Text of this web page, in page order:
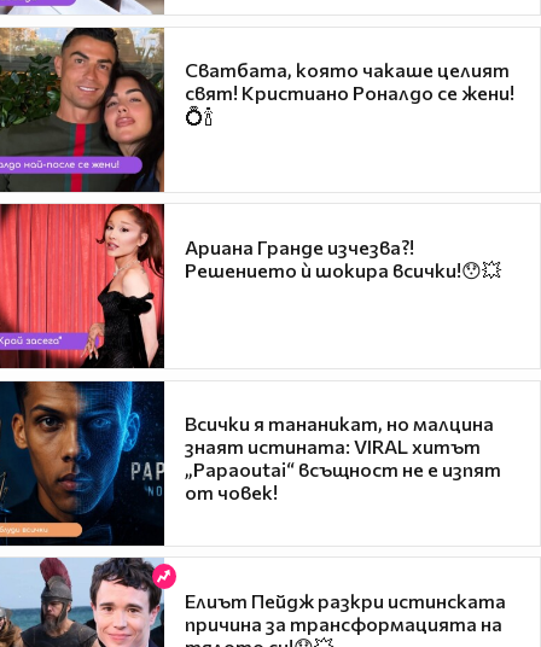
Сватбата, която чакаше целият
свят! Кристиано Роналдо се жени!
💍🍾
Ариана Гранде изчезва?!
Решението ѝ шокира всички!😯💥
Всички я тананикат, но малцина
знаят истината: VIRAL хитът
„Papaoutai“ всъщност не е изпят
от човек!
Елиът Пейдж разкри истинската
причина за трансформацията на